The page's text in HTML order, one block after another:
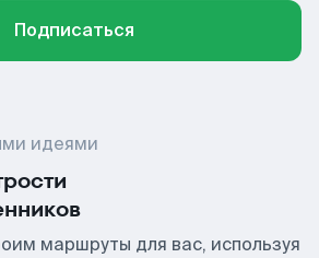
Подписаться
идеями
маршруты для вас, используя